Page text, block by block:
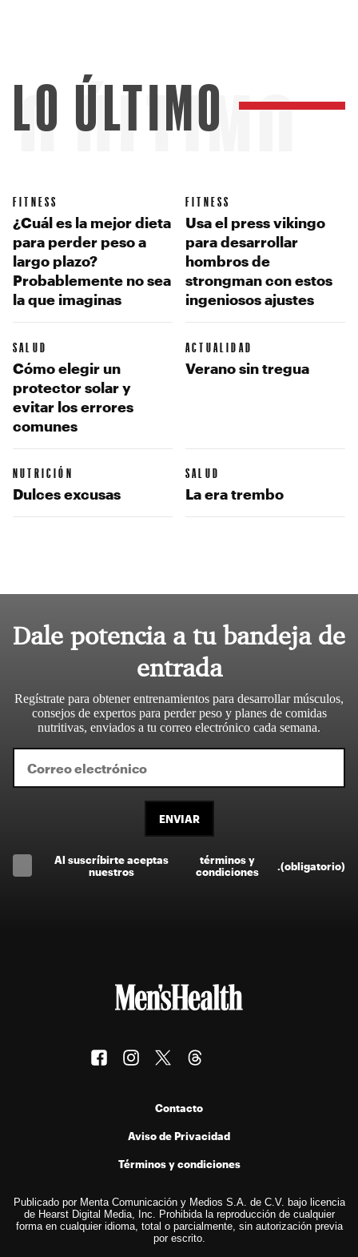
ÚLTIMO
LO ÚLTIMO
FITNESS
¿Cuál es la mejor dieta
para perder peso a
largo plazo?
Probablemente no sea
la que imaginas
FITNESS
Usa el press vikingo
para desarrollar
hombros de
strongman con estos
ingeniosos ajustes
SALUD
Cómo elegir un
protector solar y
evitar los errores
comunes
ACTUALIDAD
Verano sin tregua
NUTRICIÓN
Dulces excusas
SALUD
La era trembo
Dale potencia a tu bandeja de
entrada
Regístrate para obtener entrenamientos para desarrollar músculos,
consejos de expertos para perder peso y planes de comidas
nutritivas, enviados a tu correo electrónico cada semana.
ENVIAR
Al suscríbirte aceptas
nuestros
términos y
condiciones
(obligatorio)
Contacto
Aviso de Privacidad
Términos y condiciones
Publicado por Menta Comunicación y Medios S.A. de C.V. bajo licencia
de Hearst Digital Media, Inc. Prohibida la reproducción de cualquier
forma en cualquier idioma, total o parcialmente, sin autorización previa
por escrito.